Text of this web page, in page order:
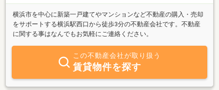
横浜市を中心に新築一戸建てやマンションなど不動産の購入・売却
をサポートする横浜駅西口から徒歩3分の不動産会社です。不動産
に関する事はなんでもお気軽にご連絡ください。
この不動産会社が取り扱う
賃貸物件を探す